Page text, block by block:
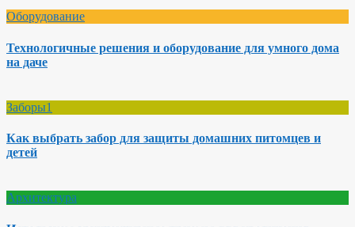
Оборудование
Технологичные решения и оборудование для умного дома
на даче
Заборы1
Как выбрать забор для защиты домашних питомцев и
детей
Архитектура